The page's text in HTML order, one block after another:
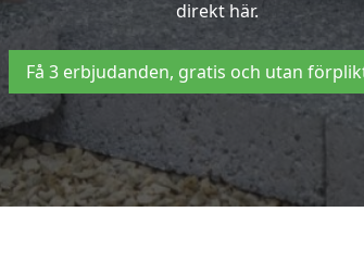
direkt här.
Få 3 erbjudanden, gratis och utan